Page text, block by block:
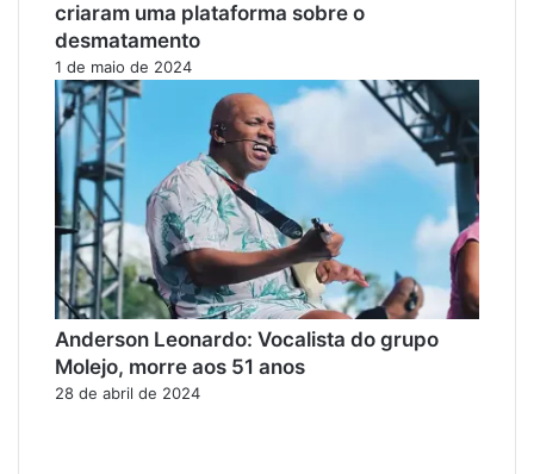
criaram uma plataforma sobre o
desmatamento
1 de maio de 2024
Anderson Leonardo: Vocalista do grupo
Molejo, morre aos 51 anos
28 de abril de 2024